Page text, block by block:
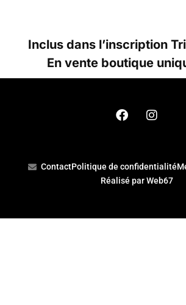
Inclus dans l’inscription
En vente boutique
ContactPolitique de confidentialité
Réalisé par Web67